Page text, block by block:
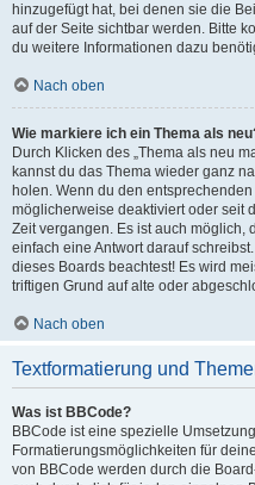
hinzugefügt hat, bei denen sie die
auf der Seite sichtbar werden. Bitte
du weitere Informationen dazu
Nach oben
Wie markiere ich ein Thema als
Durch Klicken des „Thema als neu
kannst du das Thema wieder ganz
holen. Wenn du den
möglicherweise deaktiviert oder seit
Zeit vergangen. Es ist auch möglich,
einfach eine Antwort darauf
dieses Boards beachtest! Es wird
triftigen Grund auf alte oder
Nach oben
Textformatierung und
Was ist BBCode?
BBCode ist eine spezielle
Formatierungsmöglichkeiten für
von BBCode werden durch die